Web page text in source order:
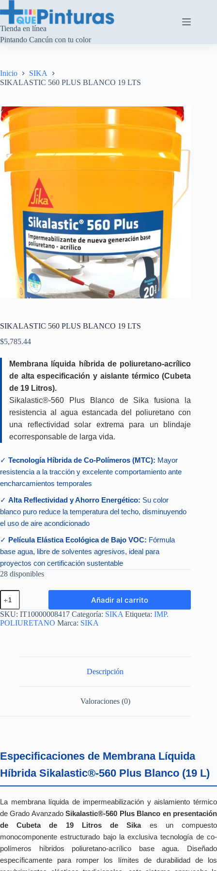
al
contenido
Tienda en línea
Pintando Cancún con tu color
Inicio
SIKA
SIKALASTIC 560 PLUS BLANCO 19 LTS
SIKALASTIC 560 PLUS BLANCO 19 LTS
$5,785.44
Membrana líquida híbrida de poliuretano-acrílico
de alta especificación y aislante térmico (Cubeta
de 19 Litros).
Sikalastic®-560 Plus Blanco de Sika fusiona la
resistencia al agua estancada del poliuretano con
una reflectividad solar extrema para un blindaje
ecorresponsable de larga vida.
✓ Tecnología Híbrida de Co-Polímeros (MTC): Mayor
resistencia a la tracción y excelente comportamiento ante
encharcamientos temporales
✓ Alta Reflectividad y Ahorro Energético: Su color
blanco puro reduce la temperatura del techo, disminuyendo
el uso de aire acondicionado
✓ Película Elástica Ecológica de Bajo VOC: Fórmula
base agua, libre de solventes agresivos, ideal para
proyectos con certificación sustentable
28 disponibles
SIKALASTIC
560
PLUS
BLANCO
19
Añadir al carrito
SKU: IT10000008417 Categoría: SIKA Etiqueta: IMP.
POLIURETANO Marca: SIKA
Descripción
Valoraciones (0)
Especificaciones de Membrana Líquida
Híbrida Sikalastic®-560 Plus Blanco (19 L)
La membrana líquida de impermeabilización y aislamiento térmico
de Grado AvanzadoSikalastic®-560 Plus Blanco en presentación
de Cubeta de 19 Litros de Sikaes un compuesto
monocomponente estructurado bajo la exclusiva tecnología de co-
polímeros híbridos poliuretano-acrílico base agua. Diseñado
específicamente para romper los límites de durabilidad de los